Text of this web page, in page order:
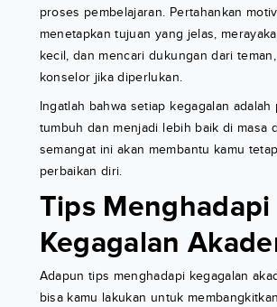
proses pembelajaran. Pertahankan
menetapkan tujuan yang jelas,
kecil, dan mencari dukungan dari
konselor jika diperlukan.
Ingatlah bahwa setiap kegagalan
tumbuh dan menjadi lebih baik di masa
semangat ini akan membantu kamu
perbaikan diri.
Tips Menghadapi
Kegagalan
Adapun tips menghadapi kegagalan
bisa kamu lakukan untuk